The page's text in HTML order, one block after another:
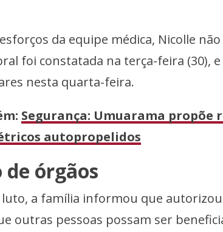
da equipe médica, Nicolle
foi constatada na terça-feira (30),
nesta quarta-feira.
Segurança: Umuarama propõe
autopropelidos
de órgãos
luto, a família informou que
outras pessoas possam ser